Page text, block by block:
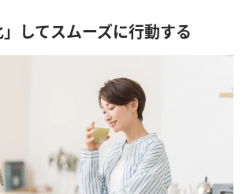
してスムーズに行動する